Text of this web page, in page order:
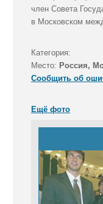
член Совета
в Московском
Категория:
Место: Россия,
Сообщить об
Ещё фото